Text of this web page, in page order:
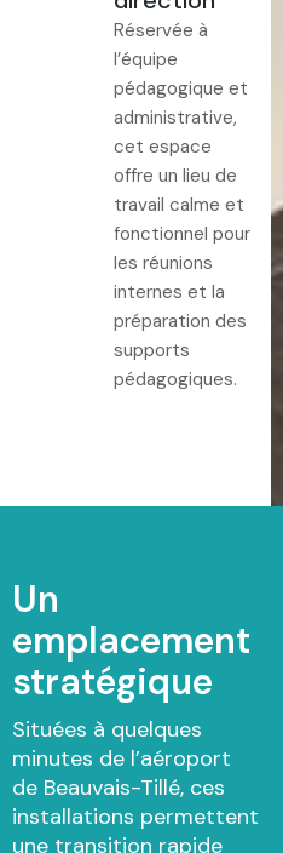
Réservée à
l’équipe
pédagogique et
administrative,
cet espace
offre un lieu de
travail calme et
fonctionnel pour
les réunions
internes et la
préparation des
supports
pédagogiques.
Un
emplacement
stratégique
Situées à quelques
minutes de l’aéroport
de Beauvais-Tillé, ces
installations permettent
une transition rapide